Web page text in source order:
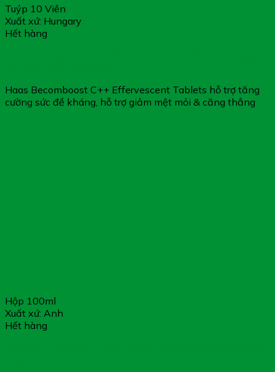
Tuýp 10 Viên
Xuất xứ: Hungary
Hết hàng
Haas Becomboost C++ Effervescent Tablets hỗ trợ tăng
cường sức đề kháng, hỗ trợ giảm mệt mỏi & căng thẳng
Hộp 100ml
Xuất xứ: Anh
Hết hàng